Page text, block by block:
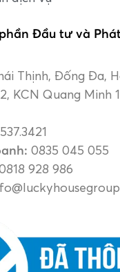
Đầu tư và
Thịnh, Đống Đa,
KCN Quang Minh
0835 045 055
928 986